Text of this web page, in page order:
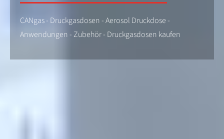
CANgas - Druckgasdosen - Aerosol Druckdose -
Anwendungen - Zubehör - Druckgasdosen kaufen